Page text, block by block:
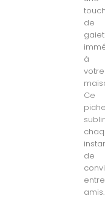
de
à
votre
Ce
de
entre
amis.